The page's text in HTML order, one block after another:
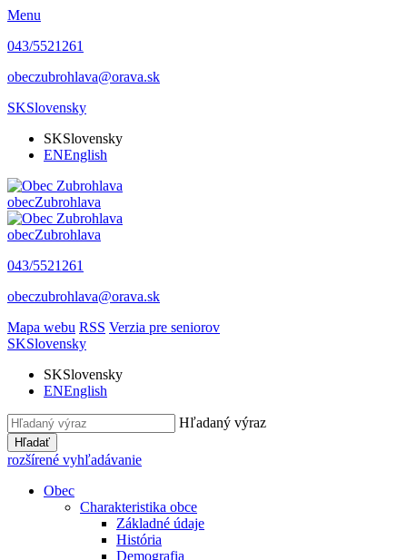
Menu
043/5521261
obeczubrohlava@orava.sk
SKSlovensky
SKSlovensky
ENEnglish
obecZubrohlava
obecZubrohlava
043/5521261
obeczubrohlava@orava.sk
Mapa webu RSS Verzia pre seniorov
SKSlovensky
SKSlovensky
ENEnglish
Hľadaný výraz
Hľadať
rozšírené vyhľadávanie
Obec
Charakteristika obce
Základné údaje
História
Demografia